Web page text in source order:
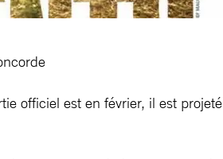
officiel est en février, il est projeté